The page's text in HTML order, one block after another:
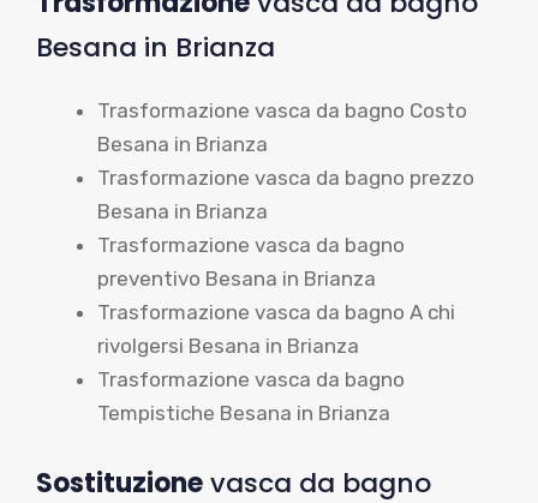
Besana in Brianza
Trasformazione vasca da bagno Costo
Besana in Brianza
Trasformazione vasca da bagno prezzo
Besana in Brianza
Trasformazione vasca da bagno
preventivo Besana in Brianza
Trasformazione vasca da bagno A chi
rivolgersi Besana in Brianza
Trasformazione vasca da bagno
Tempistiche Besana in Brianza
Sostituzionevasca da bagno